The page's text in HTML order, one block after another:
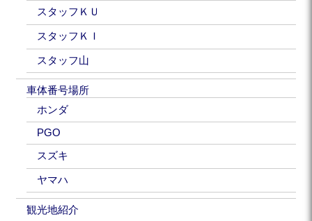
スタッフＫＵ
スタッフＫＩ
スタッフ山
車体番号場所
ホンダ
PGO
スズキ
ヤマハ
観光地紹介